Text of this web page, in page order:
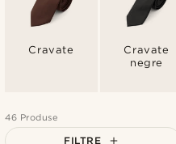
Cravate
Cravate
negre
46 Produse
FILTRE